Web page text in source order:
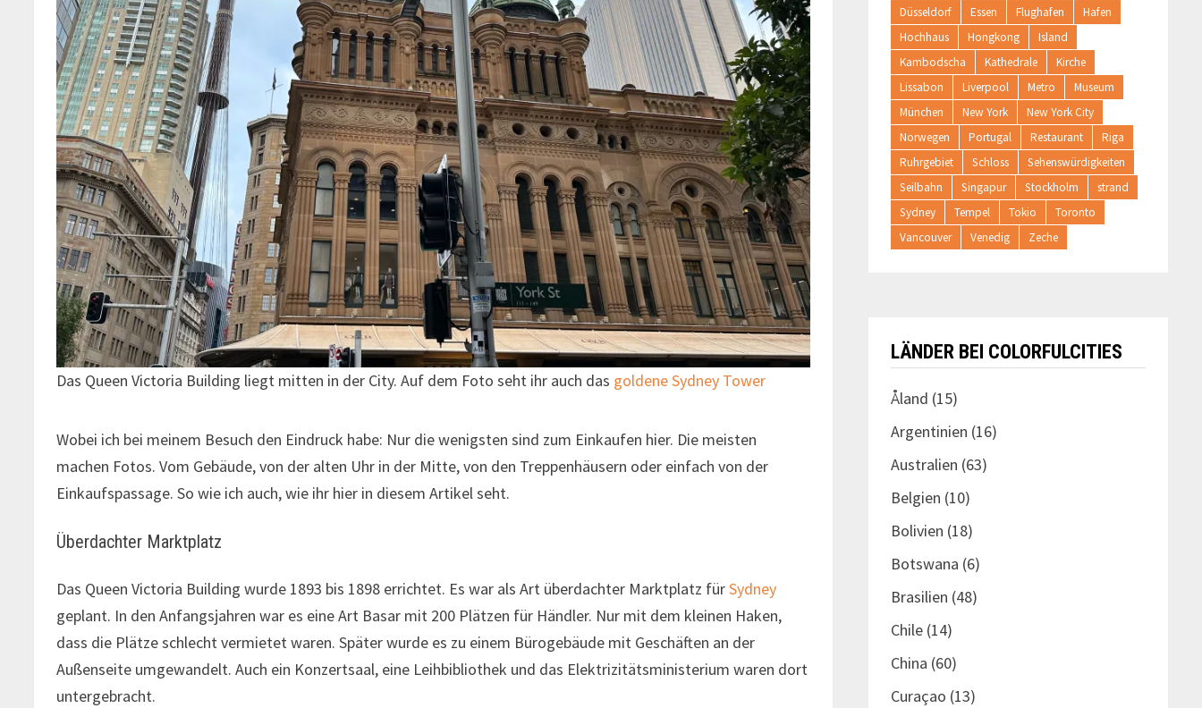
Das Queen Victoria Building liegt mitten in der City. Auf dem Foto seht ihr auch das goldene Sydney Tower
Wobei ich bei meinem Besuch den Eindruck habe: Nur die wenigsten sind zum Einkaufen hier. Die meisten
machen Fotos. Vom Gebäude, von der alten Uhr in der Mitte, von den Treppenhäusern oder einfach von der
Einkaufspassage. So wie ich auch, wie ihr hier in diesem Artikel seht.
Überdachter Marktplatz
Das Queen Victoria Building wurde 1893 bis 1898 errichtet. Es war als Art überdachter Marktplatz fürSydney
geplant. In den Anfangsjahren war es eine Art Basar mit 200 Plätzen für Händler. Nur mit dem kleinen Haken,
dass die Plätze schlecht vermietet waren. Später wurde es zu einem Bürogebäude mit Geschäften an der
Außenseite umgewandelt. Auch ein Konzertsaal, eine Leihbibliothek und das Elektrizitätsministerium waren dort
untergebracht.
Düsseldorf
Essen Flughafen
Hafen
Hochhaus
Hongkong
Island
Kambodscha
Kathedrale
Kirche
Lissabon
Liverpool Metro
Museum
München
New York
New York City
Norwegen
Portugal Restaurant
Riga
Ruhrgebiet
Schloss
Sehenswürdigkeiten
Seilbahn
Singapur Stockholm
strand
Sydney
Tempel Tokio
Toronto
Vancouver
Venedig Zeche
LÄNDER BEI COLORFULCITIES
Åland (15)
Argentinien (16)
Australien (63)
Belgien (10)
Bolivien (18)
Botswana (6)
Brasilien (48)
Chile(14)
China (60)
Curaçao (13)